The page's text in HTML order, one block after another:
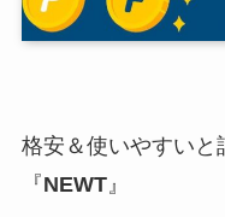
格安＆使いやすいと
『NEWT』